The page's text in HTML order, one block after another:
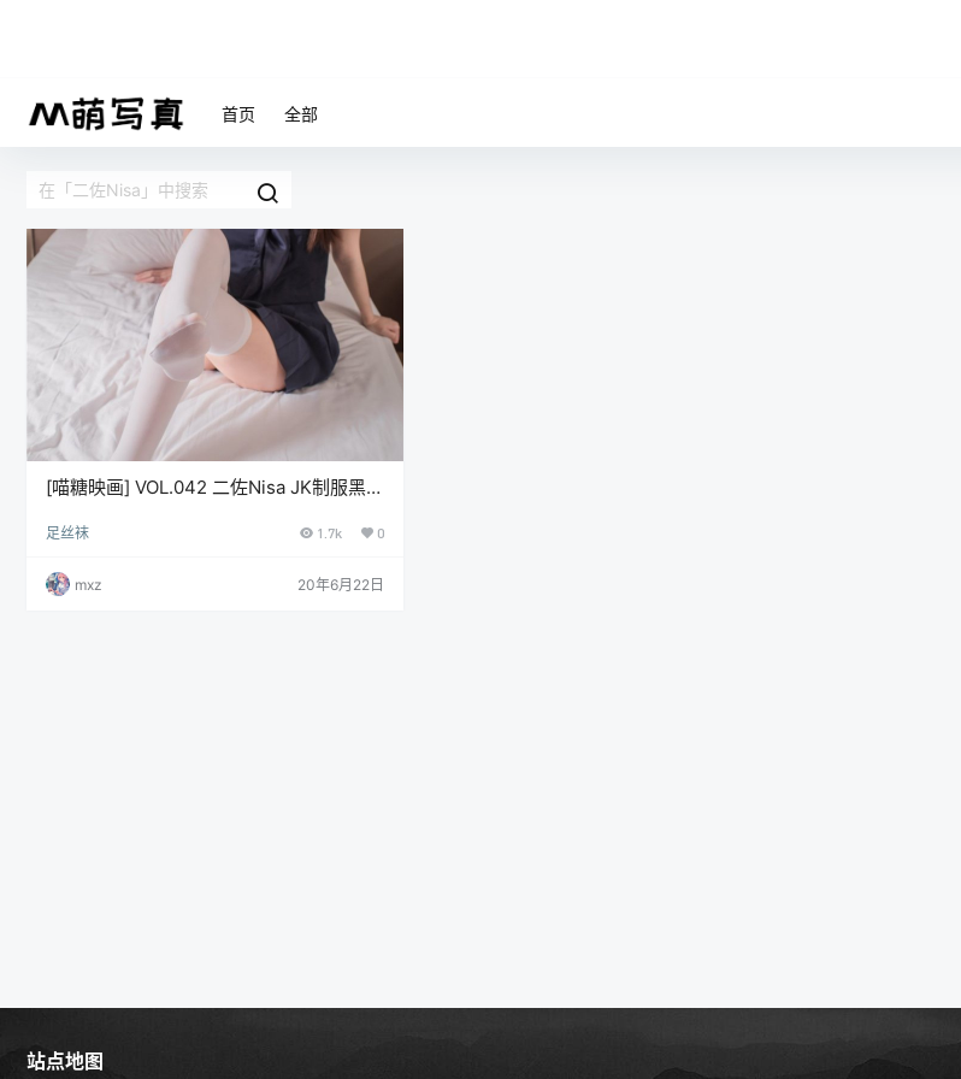
首页 全部
[喵糖映画] VOL.042 二佐Nisa JK制服黑
足丝袜 1.7k 0
mxz 20年6月22日
站点地图